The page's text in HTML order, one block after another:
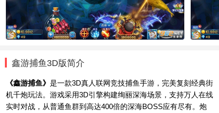
鑫游捕鱼3D版简介
《鑫游捕鱼》 是一款3D真人联网竞技捕鱼手游，完美复刻经典街
机千炮玩法。游戏采用3D引擎构建绚丽深海场景，支持万人在线
实时对战，从普通鱼群到高达400倍的深海BOSS应有尽有。炮